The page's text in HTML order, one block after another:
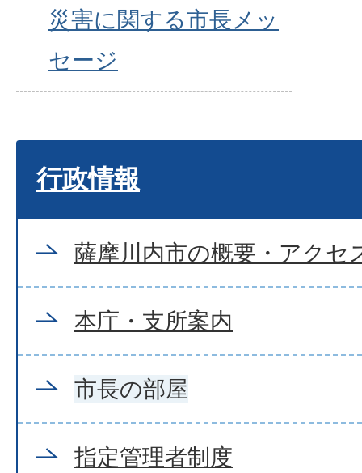
災害に関する市長メッ
セージ
行政情報
薩摩川内市の概要・アクセ
本庁・支所案内
市長の部屋
指定管理者制度